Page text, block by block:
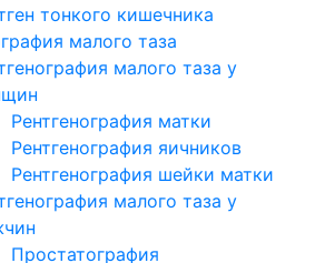
тонкого кишечника
малого таза
малого таза у
Рентгенография матки
Рентгенография яичников
Рентгенография шейки матки
малого таза у
Простатография